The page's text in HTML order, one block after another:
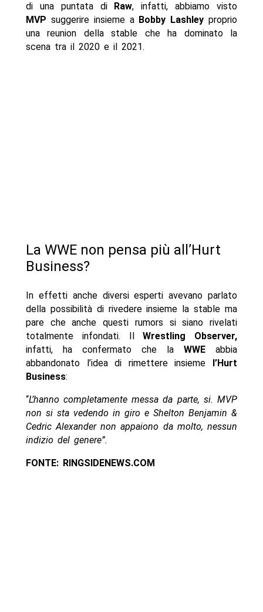
di una puntata di
Raw, infatti, abbiamo visto
MVP suggerire insieme aBobby Lashley proprio
una reunion della stable che ha dominato la
scena tra il 2020 e il 2021.
La WWE non pensa più all’Hurt
Business?
In effetti anche diversi esperti avevano parlato
della possibilità di rivedere insieme la stable ma
pare che anche questi rumors si siano rivelati
totalmente infondati. Il
Wrestling Observer,
infatti, ha confermato che laWWE abbia
abbandonato l’idea di rimettere insieme
l’Hurt
Business:
“L’hanno completamente messa da parte, si. MVP
non si sta vedendo in giro e Shelton Benjamin &
Cedric Alexander non appaiono da molto, nessun
indizio del genere”.
FONTE: RINGSIDENEWS.COM